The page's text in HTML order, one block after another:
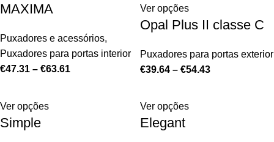
MAXIMA
Puxadores e acessórios,
Puxadores para portas interior
€47.31 – €63.61
Ver opções
Opal Plus II classe C
Puxadores para portas exterior
€39.64 – €54.43
Ver opções
Simple
Ver opções
Elegant